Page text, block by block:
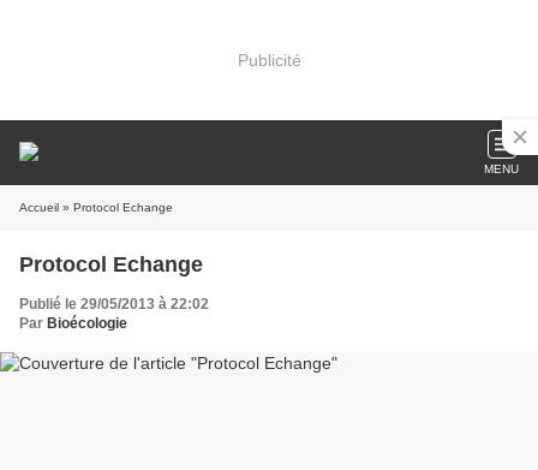
Publicité
MENU
Accueil » Protocol Echange
Protocol Echange
Publié le 29/05/2013 à 22:02
Par Bioécologie